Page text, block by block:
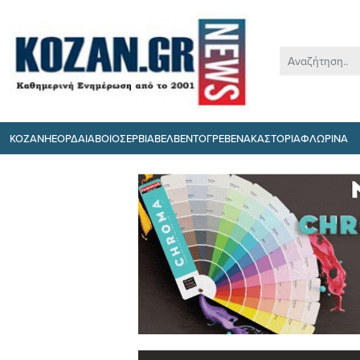
ΚΟΖΑΝΗΕΟΡΔΑΙΑΒΟΙΟΣΕΡΒΙΑΒΕΛΒΕΝΤΟΓΡΕΒΕΝΑΚΑΣΤΟΡΙΑΦΛΩΡΙΝΑ